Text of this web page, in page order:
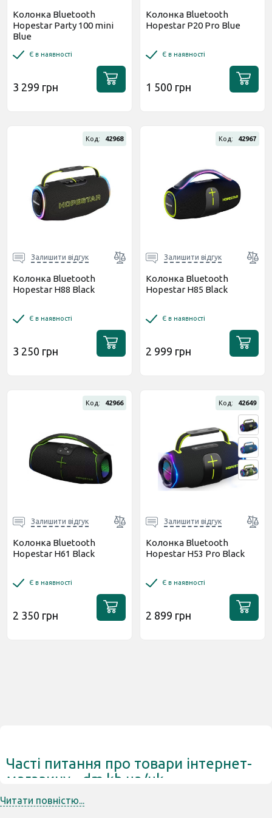
Колонка Bluetooth
Hopestar Party 100 mini
Blue
Є в наявності
3 299 грн
Колонка Bluetooth
Hopestar P20 Pro Blue
Є в наявності
1 500 грн
Код: 42968
Залишити відгук
Колонка Bluetooth
Hopestar H88 Black
Є в наявності
3 250 грн
Код: 42967
Залишити відгук
Колонка Bluetooth
Hopestar H85 Black
Є в наявності
2 999 грн
Код: 42966
Залишити відгук
Колонка Bluetooth
Hopestar H61 Black
Є в наявності
2 350 грн
Код: 42649
Залишити відгук
Колонка Bluetooth
Hopestar H53 Pro Black
Є в наявності
2 899 грн
Часті питання про товари інтернет-
магазину - dm.kh.ua/uk
Читати повністю...